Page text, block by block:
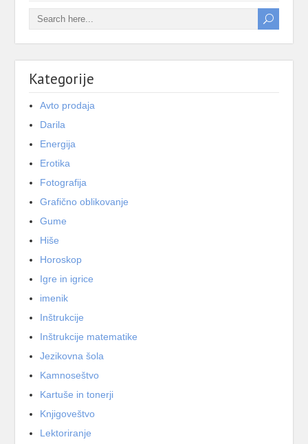
Kategorije
Avto prodaja
Darila
Energija
Erotika
Fotografija
Grafično oblikovanje
Gume
Hiše
Horoskop
Igre in igrice
imenik
Inštrukcije
Inštrukcije matematike
Jezikovna šola
Kamnoseštvo
Kartuše in tonerji
Knjigoveštvo
Lektoriranje